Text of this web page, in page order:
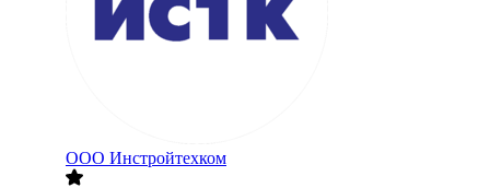
ООО Инстройтехком